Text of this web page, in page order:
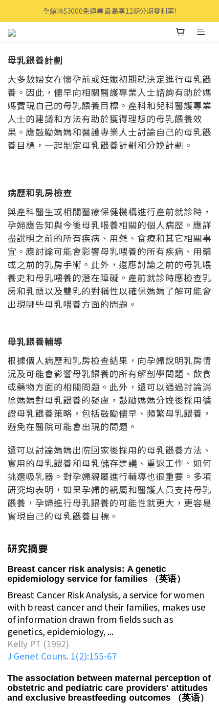
全館滿$3000免運🚚 最高享12期分期零利率!
全館滿$3000免運🚚 最高享12期分期零利率!
全館滿$3000免運🚚 最高享12期分期零利率!
母乳餵養計劃
大多數婦女在懷孕前或妊娠初期就決定進行母乳餵
養。因此，儘早向相關醫護專業人士諮詢有助於媽
媽實現自己的母乳餵養目標。產科和兒科醫護專業
人士的建議和方法有助於獲得理想的母乳餵養效
果。應鼓勵媽媽和醫護專業人士討論自己的母乳餵
養目標，一起制定母乳餵養計劃和分娩計劃。
病歷和乳房檢查
與產科醫生或相關醫療保健機構進行產前就診時，
孕婦應告知與今後母乳喂養相關的個人病歷。應詳
盡說明之前的所有疾病、用藥、食療和其它相關事
宜。應討論可能會影響母乳喂養的所有疾病、用藥
或之前的乳房手術。此外，還應討論之前的母乳喂
養史和母乳喂養的潛在障礙。產前就診時應檢查乳
房和乳頭以及雙乳的對稱性以確保媽媽了解可能會
出現哪些母乳喂養方面的問題。
母乳餵養輔導
根據個人病歷和乳房檢查結果，向孕婦說明乳房情
況及可能會影響母乳餵養的所有解剖學問題、飲食
或藥物方面的相關問題。此外，還可以通過討論消
除媽媽對母乳餵養的疑慮，鼓勵媽媽分娩後採用循
證母乳餵養策略，包括鼓勵儘早、頻繁母乳餵養，
避免在醫院可能會出現的問題。
還可以討論媽媽出院回家後採用的母乳餵養方法、
實用的母乳餵養和母乳儲存建議、重返工作、如何
挑選吸乳器。對孕婦親屬進行輔導也很重要。多項
研究均表明，如果孕婦的親屬和醫護人員支持母乳
餵養，孕婦進行母乳餵養的可能性就更大，更容易
實現自己的母乳餵養目標。
研究摘要
Breast cancer risk analysis: A genetic
epidemiology service for families （英语）
Breast Cancer Risk Analysis, a service for women
with breast cancer and their families, makes use
of information drawn from fields such as
genetics, epidemiology, ...
Kelly PT (1992)
J Genet Couns. 1(2):155-67
The association between maternal perception of
obstetric and pediatric care providers' attitudes
and exclusive breastfeeding outcomes （英语）